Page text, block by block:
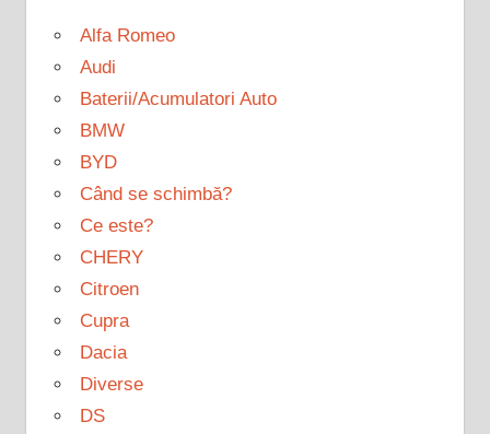
Alfa Romeo
Audi
Baterii/Acumulatori Auto
BMW
BYD
Când se schimbă?
Ce este?
CHERY
Citroen
Cupra
Dacia
Diverse
DS